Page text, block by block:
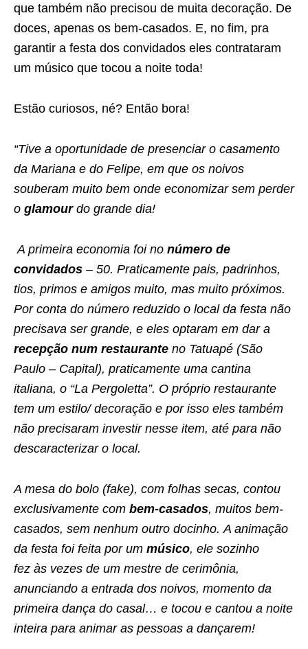
que também não precisou de muita decoração. De
doces, apenas os bem-casados. E, no fim, pra
garantir a festa dos convidados eles contrataram
um músico que tocou a noite toda!
Estão curiosos, né? Então bora!
“Tive a oportunidade de presenciar o casamento
da Mariana e do Felipe, em que os noivos
souberam muito bem onde economizar sem perder
o glamour do grande dia!
A primeira economia foi no número de
convidados – 50. Praticamente pais, padrinhos,
tios, primos e amigos muito, mas muito próximos.
Por conta do número reduzido o local da festa não
precisava ser grande, e eles optaram em dar a
recepção num restaurante no Tatuapé (São
Paulo – Capital), praticamente uma cantina
italiana, o “La Pergoletta”. O próprio restaurante
tem um estilo/ decoração e por isso eles também
não precisaram investir nesse item, até para não
descaracterizar o local.
A mesa do bolo (fake), com folhas secas, contou
exclusivamente com bem-casados, muitos bem-
casados, sem nenhum outro docinho. A animação
da festa foi feita por um músico, ele sozinho
fez às vezes de um mestre de cerimônia,
anunciando a entrada dos noivos, momento da
primeira dança do casal… e tocou e cantou a noite
inteira para animar as pessoas a dançarem!